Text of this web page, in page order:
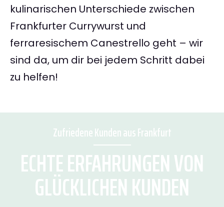
kulinarischen Unterschiede zwischen
Frankfurter Currywurst und
ferraresischem Canestrello geht – wir
sind da, um dir bei jedem Schritt dabei
zu helfen!
Zufriedene Kunden aus Frankfurt
ECHTE ERFAHRUNGEN VON
GLÜCKLICHEN KUNDEN